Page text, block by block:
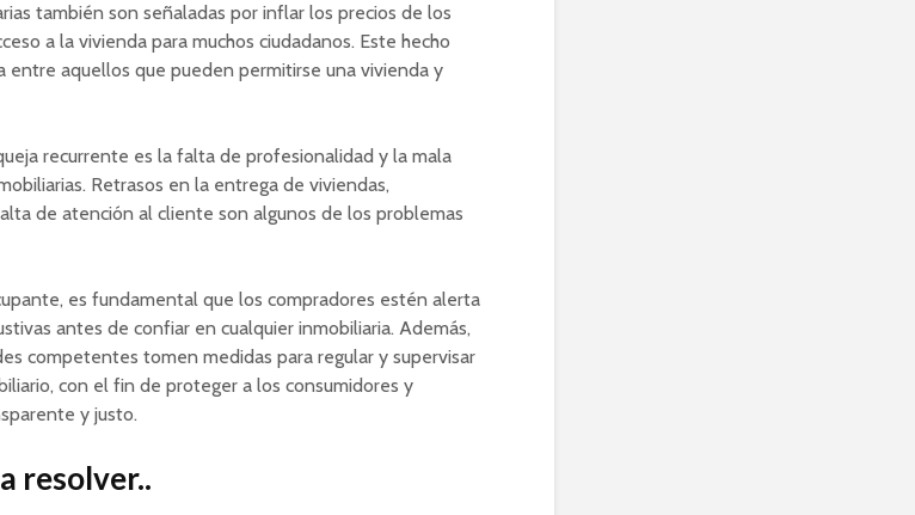
también son señaladas por inflar los precios de los
a la vivienda para muchos ciudadanos. Este hecho
entre aquellos que pueden permitirse una vivienda y
recurrente es la falta de profesionalidad y la mala
Retrasos en la entrega de viviendas,
de atención al cliente son algunos de los problemas
es fundamental que los compradores estén alerta
antes de confiar en cualquier inmobiliaria. Además,
competentes tomen medidas para regular y supervisar
con el fin de proteger a los consumidores y
y justo.
resolver..